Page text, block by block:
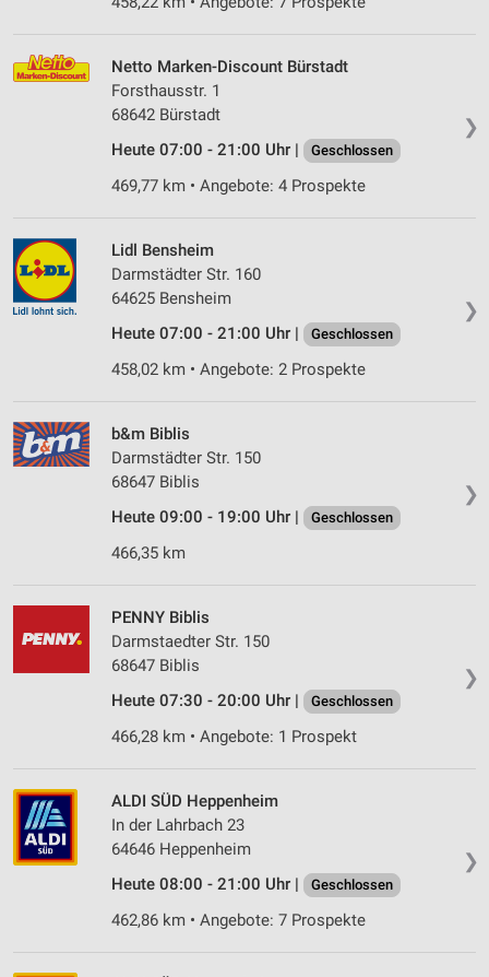
❯
Netto Marken-Discount Bürstadt
Forsthausstr. 1
68642 Bürstadt
Heute 07:00 - 21:00 Uhr |
Geschlossen
469,77 km • Angebote: 4 Prospekte
❯
Lidl Bensheim
Darmstädter Str. 160
64625 Bensheim
Heute 07:00 - 21:00 Uhr |
Geschlossen
458,02 km • Angebote: 2 Prospekte
❯
b&m Biblis
Darmstädter Str. 150
68647 Biblis
Heute 09:00 - 19:00 Uhr |
Geschlossen
466,35 km
❯
PENNY Biblis
Darmstaedter Str. 150
68647 Biblis
Heute 07:30 - 20:00 Uhr |
Geschlossen
466,28 km • Angebote: 1 Prospekt
❯
ALDI SÜD Heppenheim
In der Lahrbach 23
64646 Heppenheim
Heute 08:00 - 21:00 Uhr |
Geschlossen
462,86 km • Angebote: 7 Prospekte